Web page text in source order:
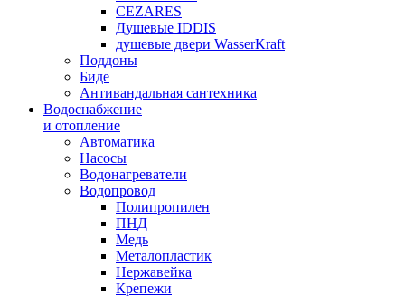
CEZARES
Душевые IDDIS
душевые двери WasserKraft
Поддоны
Биде
Антивандальная сантехника
Водоснабжение
и отопление
Автоматика
Насосы
Водонагреватели
Водопровод
Полипропилен
ПНД
Медь
Металопластик
Нержавейка
Крепежи